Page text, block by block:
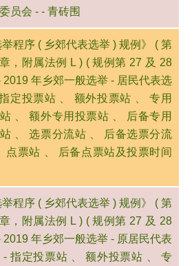
员会 - - 青砖围
举程序 ( 乡郊代表选举 ) 规例》 ( 第
，附属法例 L ) ( 规例第 27 及 28
2019 年乡郊一般选举 - 居民代表选
定投票站 、 额外投票站 、 专用
、 额外专用投票站 、 后备专用
、 选票分流站 、 后备选票分流
点票站 、 后备点票站及投票时间
举程序 ( 乡郊代表选举 ) 规例》 ( 第
，附属法例 L ) ( 规例第 27 及 28
2019 年乡郊一般选举 - 原居民代表
- 指定投票站 、 额外投票站 、 专